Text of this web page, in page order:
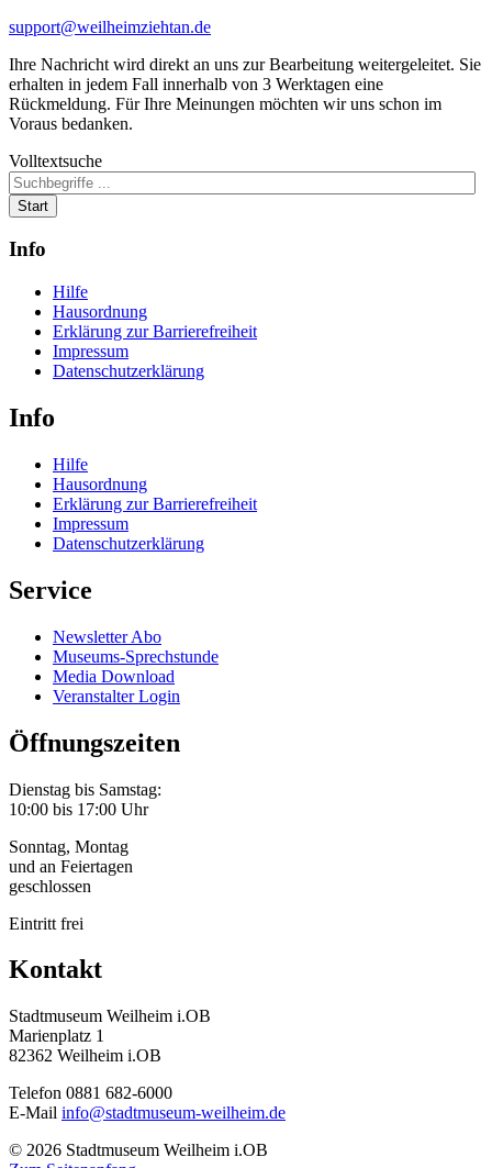
support@weilheimziehtan.de
Ihre Nachricht wird direkt an uns zur Bearbeitung weitergeleitet. Sie
erhalten in jedem Fall innerhalb von 3 Werktagen eine
Rückmeldung. Für Ihre Meinungen möchten wir uns schon im
Voraus bedanken.
Volltextsuche
Start
Info
Hilfe
Hausordnung
Erklärung zur Barrierefreiheit
Impressum
Datenschutzerklärung
Info
Hilfe
Hausordnung
Erklärung zur Barrierefreiheit
Impressum
Datenschutzerklärung
Service
Newsletter Abo
Museums-Sprechstunde
Media Download
Veranstalter Login
Öffnungszeiten
Dienstag bis Samstag:
10:00 bis 17:00 Uhr
Sonntag, Montag
und an Feiertagen
geschlossen
Eintritt frei
Kontakt
Stadtmuseum Weilheim i.OB
Marienplatz 1
82362 Weilheim i.OB
Telefon 0881 682-6000
E-Mail info@stadtmuseum-weilheim.de
© 2026 Stadtmuseum Weilheim i.OB